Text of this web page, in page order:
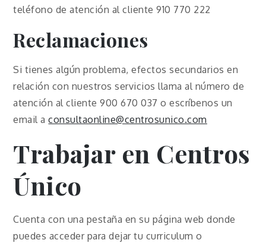
teléfono de atención al cliente 910 770 222
Reclamaciones
Si tienes algún problema, efectos secundarios en
relación con nuestros servicios llama al número de
atención al cliente 900 670 037 o escríbenos un
email aconsultaonline@centrosunico.com
Trabajar en Centros
Único
Cuenta con una pestaña en su página web donde
puedes acceder para dejar tu curriculum o